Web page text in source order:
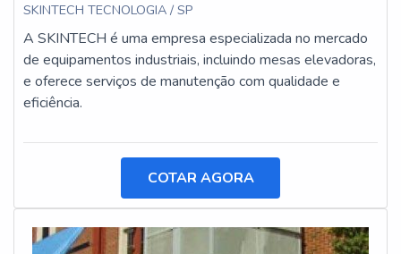
SKINTECH TECNOLOGIA / SP
A SKINTECH é uma empresa especializada no mercado
de equipamentos industriais, incluindo mesas elevadoras,
e oferece serviços de manutenção com qualidade e
eficiência.
COTAR AGORA